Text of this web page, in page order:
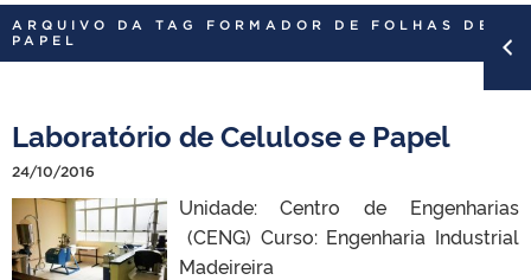
PORTARIAS
ARQUIVO DA TAG FORMADOR DE FOLHAS DE
PAPEL
Laboratório de Celulose e Papel
24/10/2016
Unidade: Centro de Engenharias
(CENG) Curso: Engenharia Industrial
Madeireira